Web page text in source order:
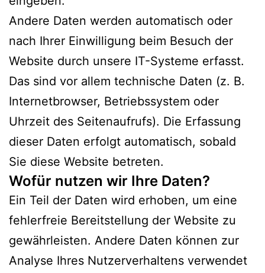
Andere Daten werden automatisch oder
nach Ihrer Einwilligung beim Besuch der
Website durch unsere IT-Systeme erfasst.
Das sind vor allem technische Daten (z. B.
Internetbrowser, Betriebssystem oder
Uhrzeit des Seitenaufrufs). Die Erfassung
dieser Daten erfolgt automatisch, sobald
Sie diese Website betreten.
Wofür nutzen wir Ihre Daten?
Ein Teil der Daten wird erhoben, um eine
fehlerfreie Bereitstellung der Website zu
gewährleisten. Andere Daten können zur
Analyse Ihres Nutzerverhaltens verwendet